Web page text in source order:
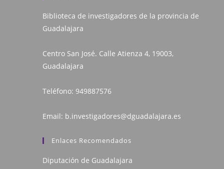
Biblioteca de investigadores de la provincia de
Guadalajara
Centro San José. Calle Atienza 4, 19003,
Guadalajara
Teléfono: 949887576
Email: b.investigadores@dguadalajara.es
Enlaces Recomendados
Diputación de Guadalajara